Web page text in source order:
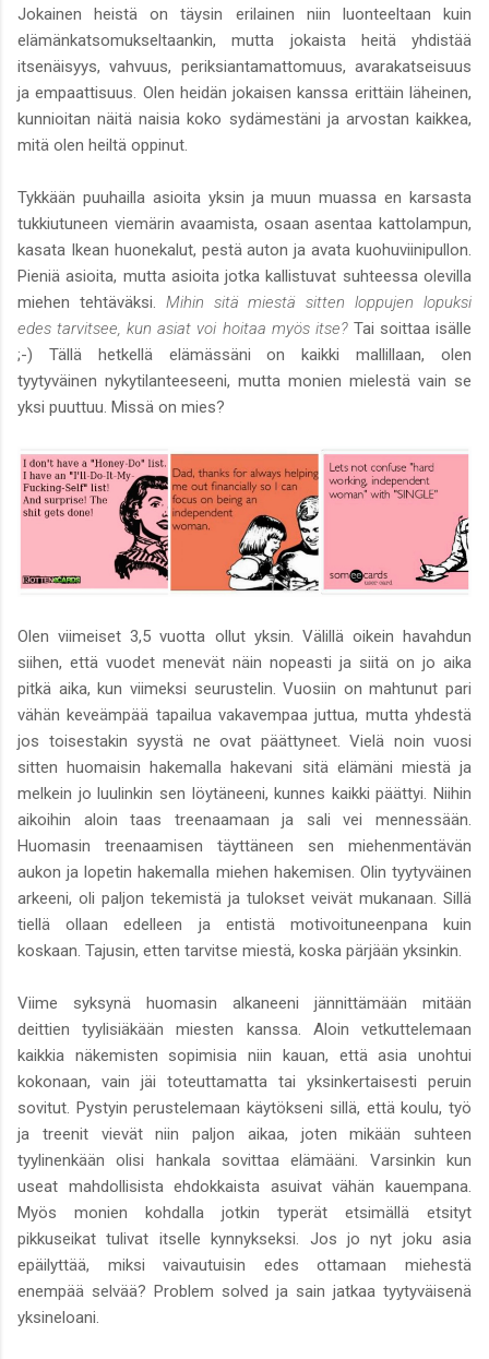
Jokainen heistä on täysin erilainen niin luonteeltaan kuin
elämänkatsomukseltaankin, mutta jokaista heitä yhdistää
itsenäisyys, vahvuus, periksiantamattomuus, avarakatseisuus
ja empaattisuus. Olen heidän jokaisen kanssa erittäin läheinen,
kunnioitan näitä naisia koko sydämestäni ja arvostan kaikkea,
mitä olen heiltä oppinut.
Tykkään puuhailla asioita yksin ja muun muassa en karsasta
tukkiutuneen viemärin avaamista, osaan asentaa kattolampun,
kasata Ikean huonekalut, pestä auton ja avata kuohuviinipullon.
Pieniä asioita, mutta asioita jotka kallistuvat suhteessa olevilla
miehen tehtäväksi.
Mihin sitä miestä sitten loppujen lopuksi
edes tarvitsee, kun asiat voi hoitaa myös itse?Tai soittaa isälle
;-) Tällä hetkellä elämässäni on kaikki mallillaan, olen
tyytyväinen nykytilanteeseeni, mutta monien mielestä vain se
yksi puuttuu. Missä on mies?
Olen viimeiset 3,5 vuotta ollut yksin. Välillä oikein havahdun
siihen, että vuodet menevät näin nopeasti ja siitä on jo aika
pitkä aika, kun viimeksi seurustelin. Vuosiin on mahtunut pari
vähän keveämpää tapailua vakavempaa juttua, mutta yhdestä
jos toisestakin syystä ne ovat päättyneet. Vielä noin vuosi
sitten huomaisin hakemalla hakevani sitä elämäni miestä ja
melkein jo luulinkin sen löytäneeni, kunnes kaikki päättyi. Niihin
aikoihin aloin taas treenaamaan ja sali vei mennessään.
Huomasin treenaamisen täyttäneen sen miehenmentävän
aukon ja lopetin hakemalla miehen hakemisen. Olin tyytyväinen
arkeeni, oli paljon tekemistä ja tulokset veivät mukanaan. Sillä
tiellä ollaan edelleen ja entistä motivoituneenpana kuin
koskaan. Tajusin, etten tarvitse miestä, koska pärjään yksinkin.
Viime syksynä huomasin alkaneeni jännittämään mitään
deittien tyylisiäkään miesten kanssa. Aloin vetkuttelemaan
kaikkia näkemisten sopimisia niin kauan, että asia unohtui
kokonaan, vain jäi toteuttamatta tai yksinkertaisesti peruin
sovitut. Pystyin perustelemaan käytökseni sillä, että koulu, työ
ja treenit vievät niin paljon aikaa, joten mikään suhteen
tyylinenkään olisi hankala sovittaa elämääni. Varsinkin kun
useat mahdollisista ehdokkaista asuivat vähän kauempana.
Myös monien kohdalla jotkin typerät etsimällä etsityt
pikkuseikat tulivat itselle kynnykseksi. Jos jo nyt joku asia
epäilyttää, miksi vaivautuisin edes ottamaan miehestä
enempää selvää? Problem solved ja sain jatkaa tyytyväisenä
yksineloani.